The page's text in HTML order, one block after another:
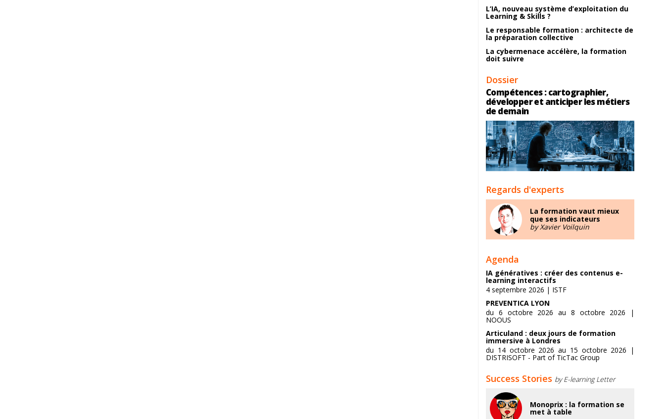
L’IA, nouveau système d’exploitation du
Learning & Skills ?
Le responsable formation : architecte de
la préparation collective
La cybermenace accélère, la formation
doit suivre
Dossier
Compétences : cartographier,
développer et anticiper les métiers
de demain
Regards d'experts
La formation vaut mieux
que ses indicateurs
by Xavier Voilquin
Agenda
IA génératives : créer des contenus e-
learning interactifs
4 septembre 2026 | ISTF
PREVENTICA LYON
du 6 octobre 2026 au 8 octobre 2026 |
NOOUS
Articuland : deux jours de formation
immersive à Londres
du 14 octobre 2026 au 15 octobre 2026 |
DISTRISOFT - Part of TicTac Group
Success Stories by E-learning Letter
Monoprix : la formation se
met à table